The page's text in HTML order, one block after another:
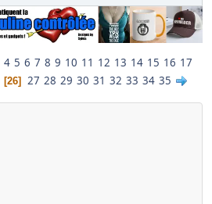
4 5 6 7 8 9 10 11 12 13 14 15 16 17
26 27 28 29 30 31 32 33 34 35